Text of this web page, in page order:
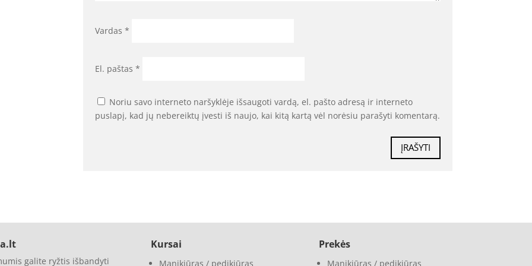
Vardas*
El. paštas*
Noriu savo interneto naršyklėje išsaugoti vardą, el. pašto adresą ir interneto
puslapį, kad jų nebereiktų įvesti iš naujo, kai kitą kartą vėl norėsiu parašyti komentarą.
ĮRAŠYTI
galite ryžtis išbandyti
Kursai
Manikiūras / pedikiūras
Prekės
Manikiūras / pedikiūras